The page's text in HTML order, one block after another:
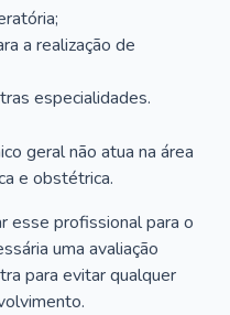
a realização de
especialidades.
geral não atua na área
e obstétrica.
esse profissional para o
uma avaliação
para evitar qualquer